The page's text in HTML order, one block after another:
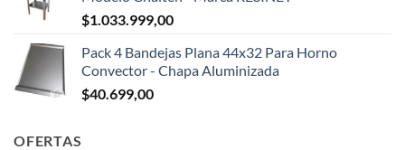
$1.033.999,00
Pack 4 Bandejas Plana 44x32 Para Horno
Convector - Chapa Aluminizada
$40.699,00
OFERTAS